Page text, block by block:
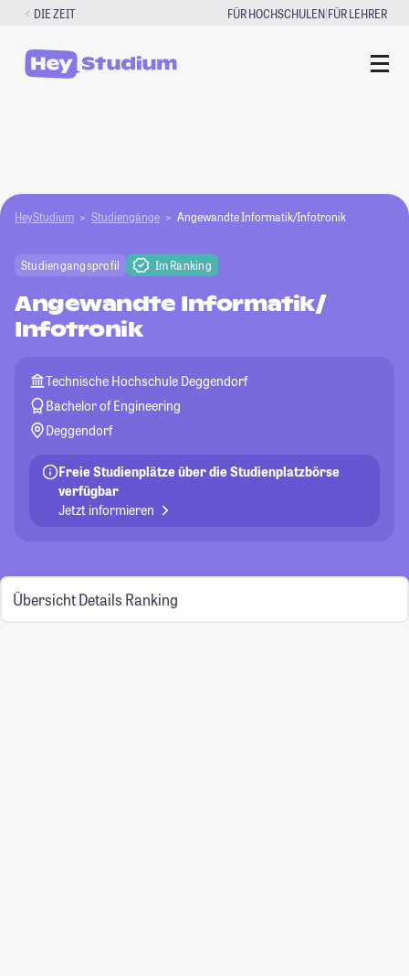
Zum
springen
DIE ZEIT FÜR HOCHSCHULEN|FÜR LEHRER
HeyStudium Studiengänge Angewandte Informatik/Infotronik
Studiengangsprofil Im Ranking
Angewandte Informatik/
Infotronik
Technische Hochschule Deggendorf
Bachelor of Engineering
Deggendorf
Freie Studienplätze über die Studienplatzbörse
verfügbar
Jetzt informieren
Übersicht Details Ranking